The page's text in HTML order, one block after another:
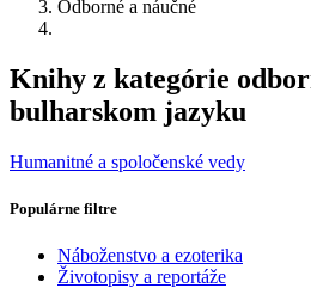
Odborné a náučné
Knihy z kategórie
bulharskom jazyku
Humanitné a spoločenské vedy
Populárne filtre
Náboženstvo a ezoterika
Životopisy a reportáže